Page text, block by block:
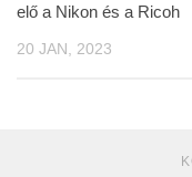
elő a Nikon és a Ricoh
20 JAN, 2023